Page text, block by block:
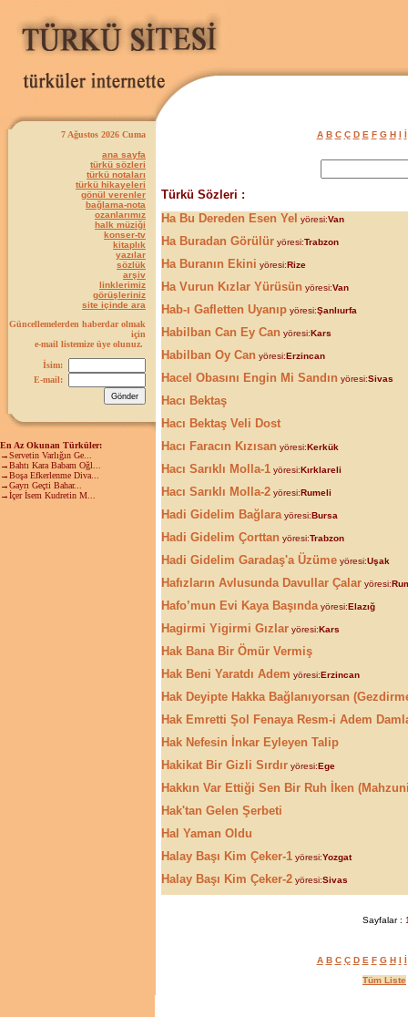
7 Ağustos 2026 Cuma
ana sayfa
türkü sözleri
türkü notaları
türkü hikayeleri
gönül verenler
bağlama-nota
ozanlarımız
halk müziği
konser-tv
kitaplık
yazılar
sözlük
arşiv
linklerimiz
görüşleriniz
site içinde ara
Güncellemelerden haberdar olmak
için
e-mail listemize üye olunuz.
İsim:
E-mail:
En Az Okunan Türküler:
→Servetin Varlığın Ge...
→Bahtı Kara Babam Oğl...
→Boşa Efkerlenme Diva...
→Gayrı Geçti Bahar...
→İçer İsem Kudretin M...
A B C Ç D E F G H I İ
Türkü Sözleri :
Ha Bu Dereden Esen Yel
yöresi:Van
Ha Buradan Görülür yöresi:Trabzon
Ha Buranın Ekini yöresi:Rize
Ha Vurun Kızlar Yürüsün yöresi:Van
Hab-ı Gafletten Uyanıp yöresi:Şanlıurfa
Habilban Can Ey Can yöresi:Kars
Habilban Oy Can yöresi:Erzincan
Hacel Obasını Engin Mi Sandın yöresi:Sivas
Hacı Bektaş
Hacı Bektaş Veli Dost
Hacı Faracın Kızısan yöresi:Kerkük
Hacı Sarıklı Molla-1 yöresi:Kırklareli
Hacı Sarıklı Molla-2 yöresi:Rumeli
Hadi Gidelim Bağlara yöresi:Bursa
Hadi Gidelim Çorttan yöresi:Trabzon
Hadi Gidelim Garadaş'a Üzüme yöresi:Uşak
Hafızların Avlusunda Davullar Çalar yöresi:
Hafo’mun Evi Kaya Başında yöresi:Elazığ
Hagirmi Yigirmi Gızlar yöresi:Kars
Hak Bana Bir Ömür Vermiş
Hak Beni Yaratdı Adem yöresi:Erzincan
Hak Deyipte Hakka Bağlanıyorsan
Hak Emretti Şol Fenaya Resm-i Adem
Hak Nefesin İnkar Eyleyen Talip
Hakikat Bir Gizli Sırdır yöresi:Ege
Hakkın Var Ettiği Sen Bir Ruh İken
Hak'tan Gelen Şerbeti
Hal Yaman Oldu
Halay Başı Kim Çeker-1 yöresi:Yozgat
Halay Başı Kim Çeker-2 yöresi:Sivas
Sayfalar :
A B C Ç D E F G H I İ
Tüm Liste